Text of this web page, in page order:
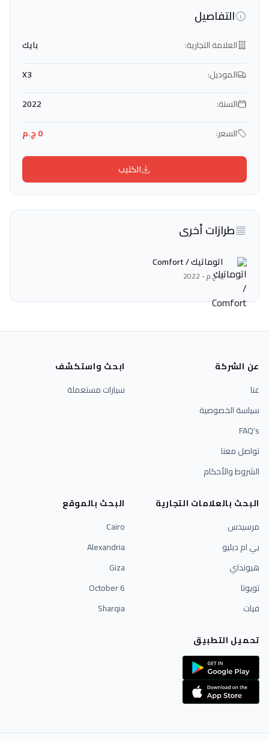
التفاصيل
العلامة التجارية:
بايك
الموديل:
X3
السنة:
2022
السعر:
0 ج.م
الكتيب
طرازات أخرى
اتوماتيك / Comfort
0 ج.م - 2022
عن الشركة
عنا
سياسة الخصوصية
FAQ's
تواصل معنا
الشروط والأحكام
ابحث واستكشف
سيارات مستعملة
البحث بالعلامات التجارية
مرسيدس
بي ام دبليو
هيونداي
تويوتا
فيات
البحث بالموقع
Cairo
Alexandria
Giza
6 October
Sharqia
تحميل التطبيق